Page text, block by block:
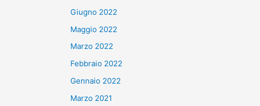
Giugno 2022
Maggio 2022
Marzo 2022
Febbraio 2022
Gennaio 2022
Marzo 2021